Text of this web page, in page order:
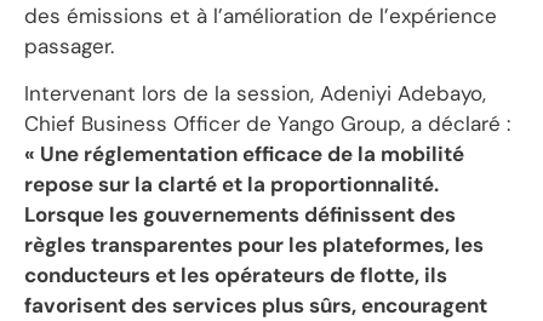
des émissions et à l’amélioration de l’expérience
passager.
Intervenant lors de la session, Adeniyi Adebayo,
Chief Business Officer de Yango Group, a déclaré :
« Une réglementation efficace de la mobilité
repose sur la clarté et la proportionnalité.
Lorsque les gouvernements définissent des
règles transparentes pour les plateformes, les
conducteurs et les opérateurs de flotte, ils
favorisent des services plus sûrs, encouragent